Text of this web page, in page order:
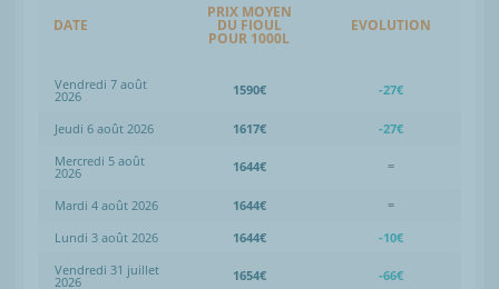
DATE
PRIX MOYEN
DU FIOUL
POUR 1000L
EVOLUTION
Vendredi 7 août
2026 1590€ -27€
Jeudi 6 août 2026 1617€
-27€
Mercredi 5 août
2026 1644€ =
Mardi 4 août 2026 1644€
=
Lundi 3 août 2026
1644€
-10€
Vendredi 31 juillet
2026 1654€ -66€